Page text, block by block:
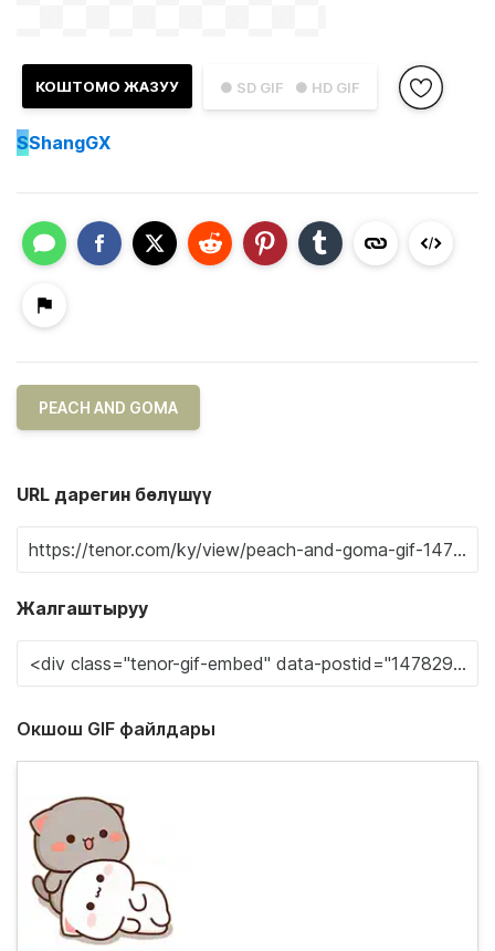
● SD GIF ● HD GIF
КОШТОМО ЖАЗУУ
SShangGX
PEACH AND GOMA
URL дарегин бөлүшүү
Жалгаштыруу
Окшош GIF файлдары